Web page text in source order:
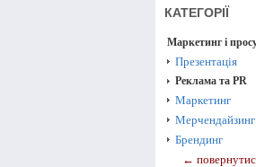
КАТЕГОРІЇ
Маркетинг і
Презентація
Реклама та PR
Маркетинг
Брендинг
←